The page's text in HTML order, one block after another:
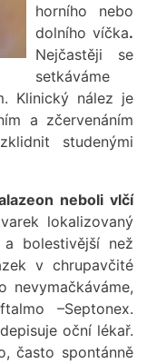
horního nebo
dolního víčka.
Nejčastěji se
setkáváme
Klinický nález je
a zčervenáním
studenými
neboli vlčí
lokalizovaný
bolestivější než
v chrupavčité
–Septonex.
oční lékař.
často spontánně